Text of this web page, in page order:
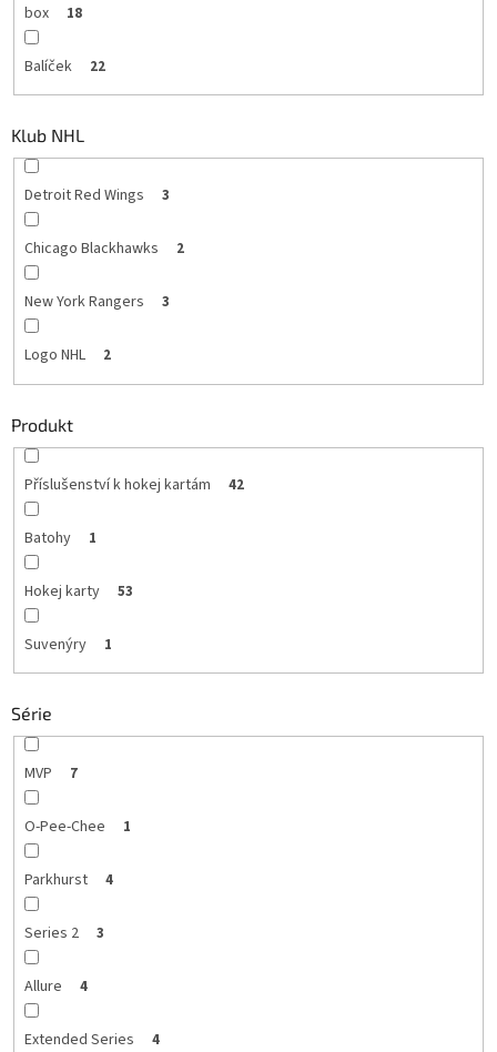
box 18
Balíček 22
Klub NHL
Detroit Red Wings 3
Chicago Blackhawks 2
New York Rangers 3
Logo NHL 2
Produkt
Příslušenství k hokej kartám 42
Batohy 1
Hokej karty 53
Suvenýry 1
Série
MVP 7
O-Pee-Chee 1
Parkhurst 4
Series 2 3
Allure 4
Extended Series 4